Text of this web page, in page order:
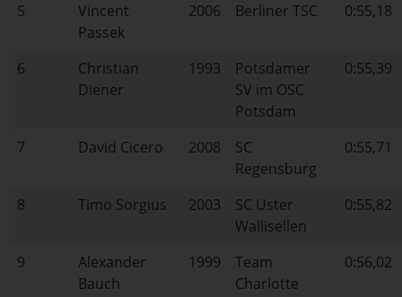
5
Vincent
Passek
2006 Berliner TSC 0:55,18
6
Christian
Diener
1993
Potsdamer
SV im OSC
Potsdam
0:55,39
7 David Cicero 2008
SC
Regensburg
0:55,71
8 Timo Sorgius 2003
SC Uster
Wallisellen
0:55,82
9
Alexander
Bauch
1999
Team
Charlotte
0:56,02